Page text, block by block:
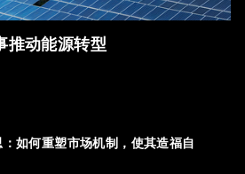
推动能源转型
如何重塑市场机制，使其造福自